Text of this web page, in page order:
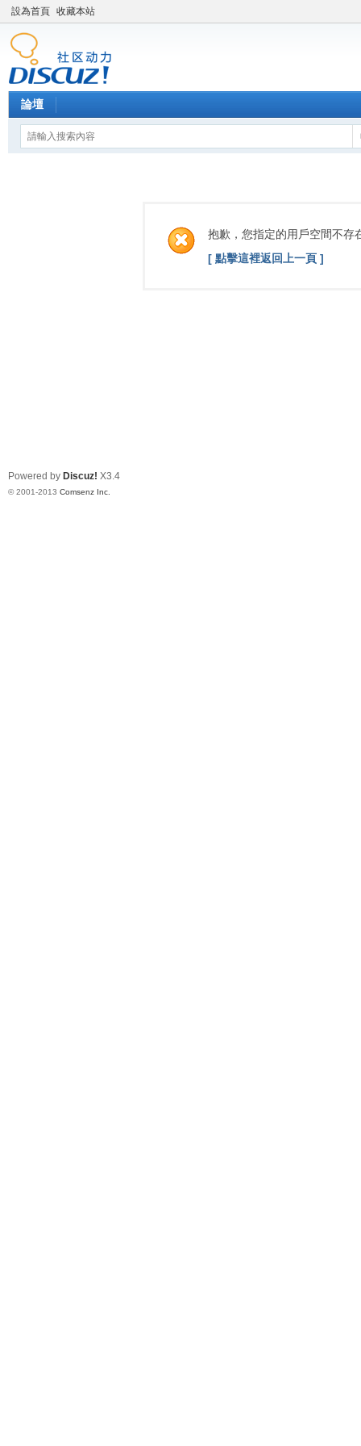
設為首頁 收藏本站
論壇
抱歉，您指定的用戶空間不存
[ 點擊這裡返回上一頁 ]
Powered by Discuz! X3.4
© 2001-2013 Comsenz Inc.